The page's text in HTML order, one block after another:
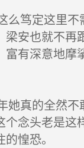
笃定这里不
梁安也就不再
富有深意地摩
真的全然不
个念头老是这
惶恐。